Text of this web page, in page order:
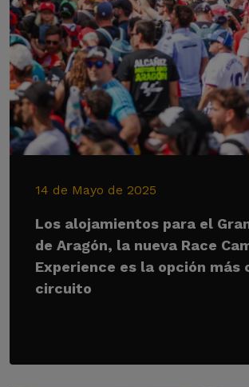
14 de Mayo de 2025
Los alojamientos para el
de Aragón, la nueva Race
Experience es la opción más
circuito